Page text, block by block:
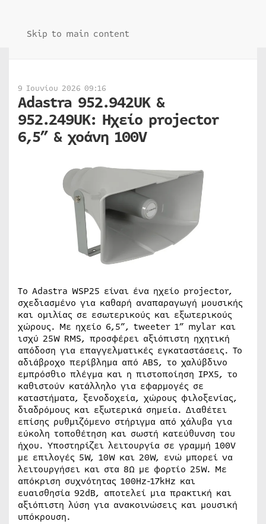
Skip to main content
9 Ιουνίου 2026 09:16
Adastra 952.942UK &
952.249UK: Ηχείο projector
6,5” & χοάνη 100V
To Adastra WSP25 είναι ένα ηχείο projector,
σχεδιασμένο για καθαρή αναπαραγωγή μουσικής
και ομιλίας σε εσωτερικούς και εξωτερικούς
χώρους. Με ηχείο 6,5”, tweeter 1” mylar και
ισχύ 25W RMS, προσφέρει αξιόπιστη ηχητική
απόδοση για επαγγελματικές εγκαταστάσεις. Το
αδιάβροχο περίβλημα από ABS, το χαλύβδινο
εμπρόσθιο πλέγμα και η πιστοποίηση IPX5, το
καθιστούν κατάλληλο για εφαρμογές σε
καταστήματα, ξενοδοχεία, χώρους φιλοξενίας,
διαδρόμους και εξωτερικά σημεία. Διαθέτει
επίσης ρυθμιζόμενο στήριγμα από χάλυβα για
εύκολη τοποθέτηση και σωστή κατεύθυνση του
ήχου. Υποστηρίζει λειτουργία σε γραμμή 100V
με επιλογές 5W, 10W και 20W, ενώ μπορεί να
λειτουργήσει και στα 8Ω με φορτίο 25W. Με
απόκριση συχνότητας 100Hz-17kHz και
ευαισθησία 92dB, αποτελεί μια πρακτική και
αξιόπιστη λύση για ανακοινώσεις και μουσική
υπόκρουση.